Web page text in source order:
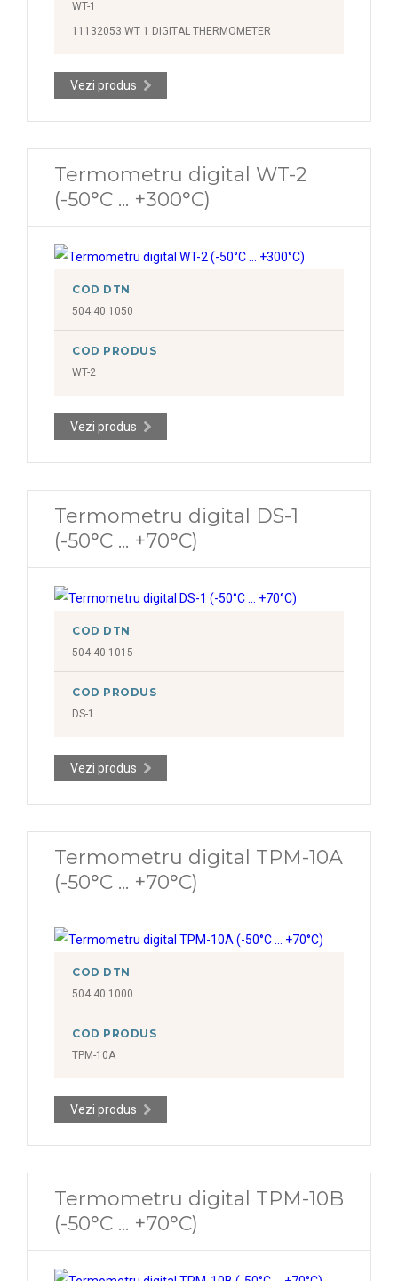
WT-1
11132053 WT 1 DIGITAL THERMOMETER
Vezi produs
Termometru digital WT-2
(-50°C ... +300°C)
COD DTN
504.40.1050
COD PRODUS
WT-2
Vezi produs
Termometru digital DS-1
(-50°C ... +70°C)
COD DTN
504.40.1015
COD PRODUS
DS-1
Vezi produs
Termometru digital TPM-10A
(-50°C ... +70°C)
COD DTN
504.40.1000
COD PRODUS
TPM-10A
Vezi produs
Termometru digital TPM-10B
(-50°C ... +70°C)